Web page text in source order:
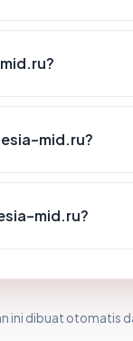
mid.ru?
mid.ru?
ini dibuat otomatis